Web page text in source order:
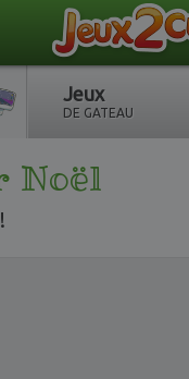
Jeux
DE GATEAU
Noël